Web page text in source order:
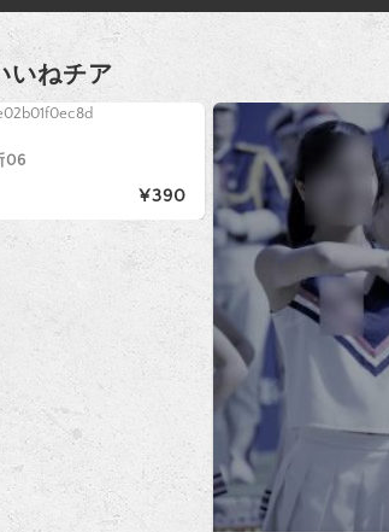
いねチア
06
¥390